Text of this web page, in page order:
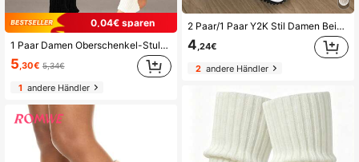
0,04€ sparen
1 Paar Damen Oberschenkel-Stulpen, geeignet für 80er-Jahre Partys, Ballett, Yoga und andere Anlässe. Neon gerippte warme Beinwärmer für Teenager, geeignet für 80er-Jahre Partys, Sport, Yoga, Weihnachtsgeschenke
5,30€ 5,34€
1andere Händler
2 Paar/1 Paar Y2K Stil Damen Beinwärmer, japanische Lolita gestrickte Beinwärmer Armstulpen, geeignet für Frühling, Sommer, Herbst und Winter
4,24€
2andere Händler